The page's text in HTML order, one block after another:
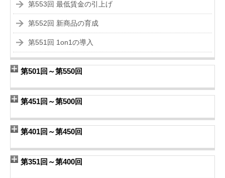
第553回 最低賃金の引上げ
第552回 新商品の育成
第551回 1on1の導入
第501回～第550回
第451回～第500回
第401回～第450回
第351回～第400回